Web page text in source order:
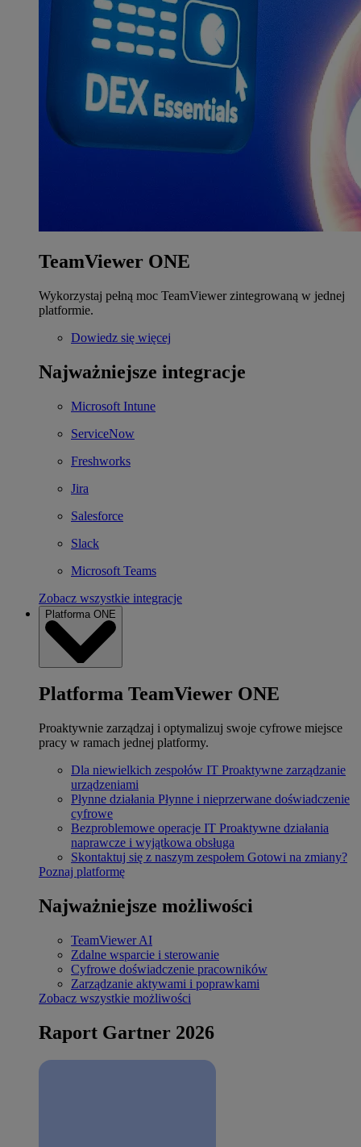
TeamViewer ONE
Wykorzystaj pełną moc TeamViewer zintegrowaną w jednej
platformie.
Dowiedz się więcej
Najważniejsze integracje
Microsoft Intune
ServiceNow
Freshworks
Jira
Salesforce
Slack
Microsoft Teams
Zobacz wszystkie integracje
Platforma ONE
Platforma TeamViewer ONE
Proaktywnie zarządzaj i optymalizuj swoje cyfrowe miejsce
pracy w ramach jednej platformy.
Dla niewielkich zespołów IT Proaktywne zarządzanie
urządzeniami
Płynne działania Płynne i nieprzerwane doświadczenie
cyfrowe
Bezproblemowe operacje IT Proaktywne działania
naprawcze i wyjątkowa obsługa
Skontaktuj się z naszym zespołem Gotowi na zmiany?
Poznaj platformę
Najważniejsze możliwości
TeamViewer AI
Zdalne wsparcie i sterowanie
Cyfrowe doświadczenie pracowników
Zarządzanie aktywami i poprawkami
Zobacz wszystkie możliwości
Raport Gartner 2026